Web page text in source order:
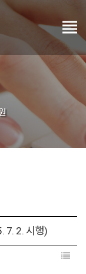
7. 2. 시행)